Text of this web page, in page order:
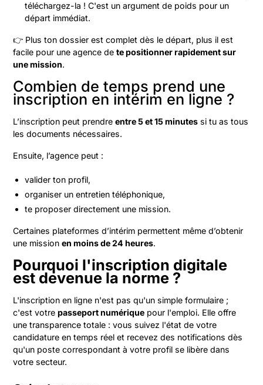
téléchargez-la ! C'est un argument de poids pour un
départ immédiat.
👉 Plus ton dossier est complet dès le départ, plus il est
facile pour une agence dete positionner rapidement sur
une mission.
Combien de temps prend une
inscription en intérim en ligne ?
L’inscription peut prendreentre 5 et 15 minutes si tu as tous
les documents nécessaires.
Ensuite, l’agence peut :
valider ton profil,
organiser un entretien téléphonique,
te proposer directement une mission.
Certaines plateformes d’intérim permettent même d’obtenir
une missionen moins de 24 heures.
Pourquoi l'inscription digitale
est devenue la norme ?
L'inscription en ligne n'est pas qu'un simple formulaire ;
c'est votrepasseport numérique pour l'emploi. Elle offre
une transparence totale : vous suivez l'état de votre
candidature en temps réel et recevez des notifications dès
qu'un poste correspondant à votre profil se libère dans
votre secteur.